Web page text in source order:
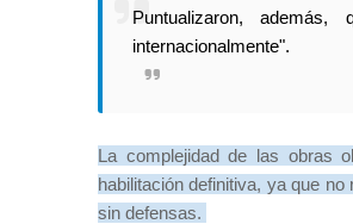
Puntualizaron,
internacionalmente".
La complejidad de las obras
habilitación definitiva, ya que
sin defensas.